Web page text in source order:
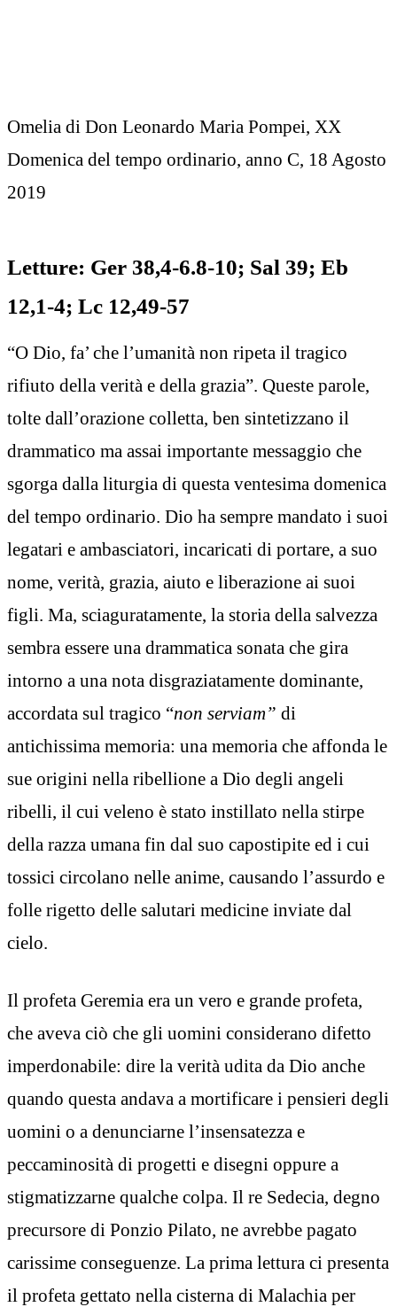
Omelia di Don Leonardo Maria Pompei, XX
Domenica del tempo ordinario, anno C, 18 Agosto
2019
Letture: Ger 38,4-6.8-10; Sal 39; Eb
12,1-4; Lc 12,49-57
“O Dio, fa’ che l’umanità non ripeta il tragico
rifiuto della verità e della grazia”. Queste parole,
tolte dall’orazione colletta, ben sintetizzano il
drammatico ma assai importante messaggio che
sgorga dalla liturgia di questa ventesima domenica
del tempo ordinario. Dio ha sempre mandato i suoi
legatari e ambasciatori, incaricati di portare, a suo
nome, verità, grazia, aiuto e liberazione ai suoi
figli. Ma, sciaguratamente, la storia della salvezza
sembra essere una drammatica sonata che gira
intorno a una nota disgraziatamente dominante,
accordata sul tragico “non serviam” di
antichissima memoria: una memoria che affonda le
sue origini nella ribellione a Dio degli angeli
ribelli, il cui veleno è stato instillato nella stirpe
della razza umana fin dal suo capostipite ed i cui
tossici circolano nelle anime, causando l’assurdo e
folle rigetto delle salutari medicine inviate dal
cielo.
Il profeta Geremia era un vero e grande profeta,
che aveva ciò che gli uomini considerano difetto
imperdonabile: dire la verità udita da Dio anche
quando questa andava a mortificare i pensieri degli
uomini o a denunciarne l’insensatezza e
peccaminosità di progetti e disegni oppure a
stigmatizzarne qualche colpa. Il re Sedecia, degno
precursore di Ponzio Pilato, ne avrebbe pagato
carissime conseguenze. La prima lettura ci presenta
il profeta gettato nella cisterna di Malachia per